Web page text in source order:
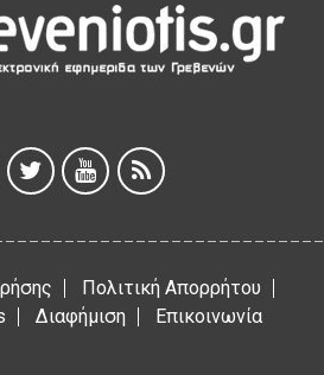
Συλλόγου Γρεβενών
400.000€ για επιπλέον εργασίες
«Μίλτος Τεντόγλου»
Πολιτική Απορρήτου
Διαφήμιση Επικοινωνία